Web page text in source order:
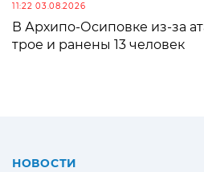
11:22 03.08.2026
В Архипо-Осиповке из-за
трое и ранены 13 человек
НОВОСТИ